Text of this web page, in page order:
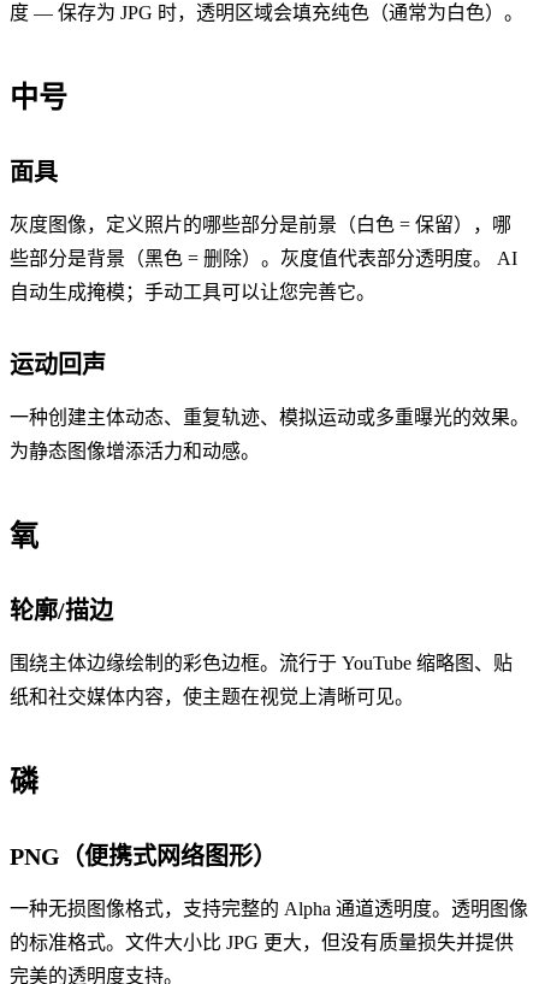
度 — 保存为 JPG 时，透明区域会填充纯色（通常为白色）。
中号
面具
灰度图像，定义照片的哪些部分是前景（白色 = 保留），哪
些部分是背景（黑色 = 删除）。灰度值代表部分透明度。 AI
自动生成掩模；手动工具可以让您完善它。
运动回声
一种创建主体动态、重复轨迹、模拟运动或多重曝光的效果。
为静态图像增添活力和动感。
氧
轮廓/描边
围绕主体边缘绘制的彩色边框。流行于 YouTube 缩略图、贴
纸和社交媒体内容，使主题在视觉上清晰可见。
磷
PNG（便携式网络图形）
一种无损图像格式，支持完整的 Alpha 通道透明度。透明图像
的标准格式。文件大小比 JPG 更大，但没有质量损失并提供
完美的透明度支持。